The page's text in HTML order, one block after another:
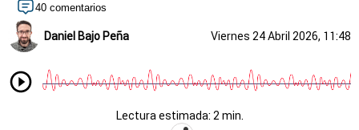
40 comentarios
Daniel Bajo Peña Viernes 24 Abril 2026, 11:48
Lectura estimada: 2 min.